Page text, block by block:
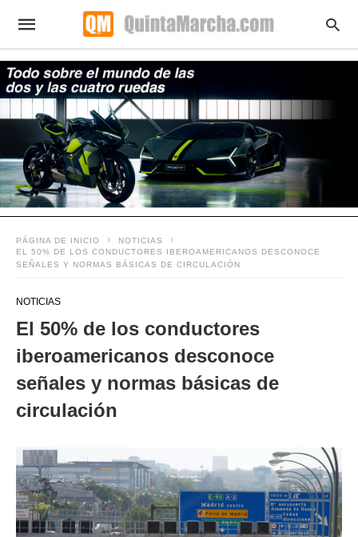
PÁGINA DE INICIO
NOTICIAS
EL 50% DE LOS CONDUCTORES IBEROAMERICANOS DESCONOCE
SEÑALES Y NORMAS BÁSICAS DE CIRCULACIÓN
NOTICIAS
El 50% de los conductores
iberoamericanos desconoce
señales y normas básicas de
circulación